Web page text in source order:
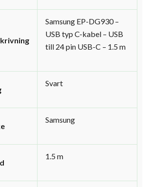
Samsung EP-DG930 –
USB typ C-kabel – USB
till 24 pin USB-C – 1.5 m
Svart
Samsung
1.5 m